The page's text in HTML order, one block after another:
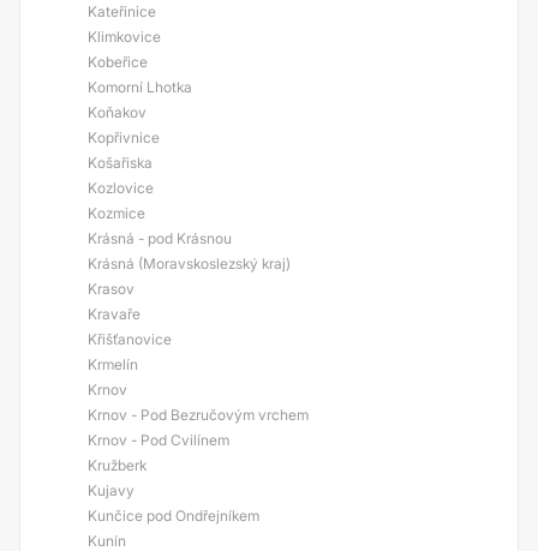
Kateřinice
Klimkovice
Kobeřice
Komorní Lhotka
Koňakov
Kopřivnice
Košařiska
Kozlovice
Kozmice
Krásná - pod Krásnou
Krásná (Moravskoslezský kraj)
Krasov
Kravaře
Křišťanovice
Krmelín
Krnov
Krnov - Pod Bezručovým vrchem
Krnov - Pod Cvilínem
Kružberk
Kujavy
Kunčice pod Ondřejníkem
Kunín